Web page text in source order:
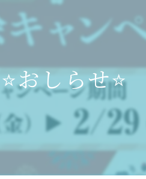
⭐️おしらせ⭐️